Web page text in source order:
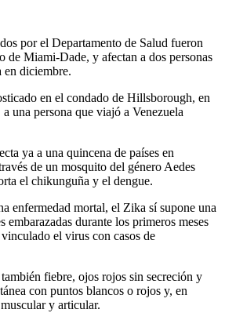
por el Departamento de Salud fueron
de Miami-Dade, y afectan a dos personas
diciembre.
en el condado de Hillsborough, en
a una persona que viajó a Venezuela
ya a una quincena de países en
de un mosquito del género Aedes
el chikunguña y el dengue.
enfermedad mortal, el Zika sí supone una
embarazadas durante los primeros meses
el virus con casos de
fiebre, ojos rojos sin secreción y
con puntos blancos o rojos y, en
y articular.